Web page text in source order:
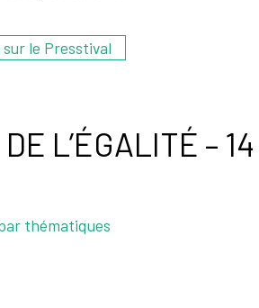
sur le Presstival
L’ÉGALITÉ – 14
thématiques